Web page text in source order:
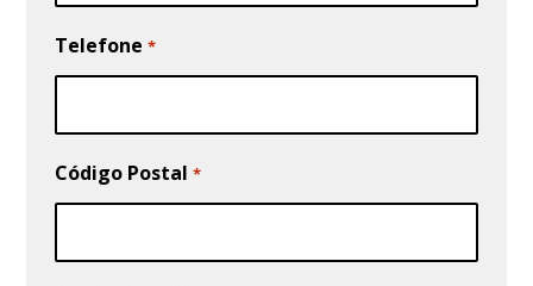
Telefone *
Código Postal *